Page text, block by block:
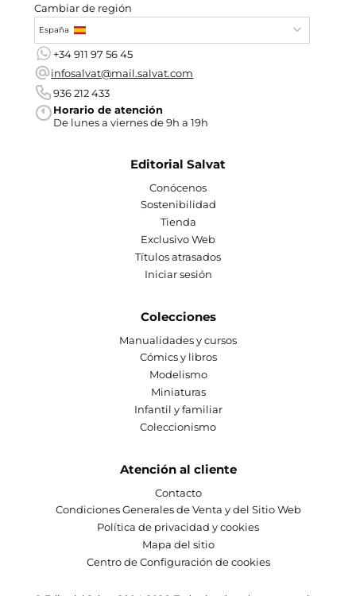
Cambiar de región
España
+34 911 97 56 45
infosalvat@mail.salvat.com
936 212 433
Horario de atención
De lunes a viernes de 9h a 19h
Editorial Salvat
Conócenos
Sostenibilidad
Tienda
Exclusivo Web
Títulos atrasados
Iniciar sesión
Colecciones
Manualidades y cursos
Cómics y libros
Modelismo
Miniaturas
Infantil y familiar
Coleccionismo
Atención al cliente
Contacto
Condiciones Generales de Venta y del Sitio Web
Política de privacidad y cookies
Mapa del sitio
Centro de Configuración de cookies